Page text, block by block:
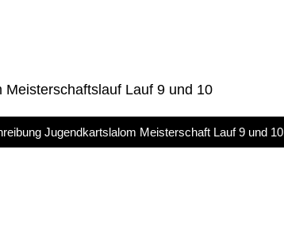
Meisterschaftslauf Lauf 9 und 10
Jugendkartslalom Meisterschaft Lauf 9 und 10